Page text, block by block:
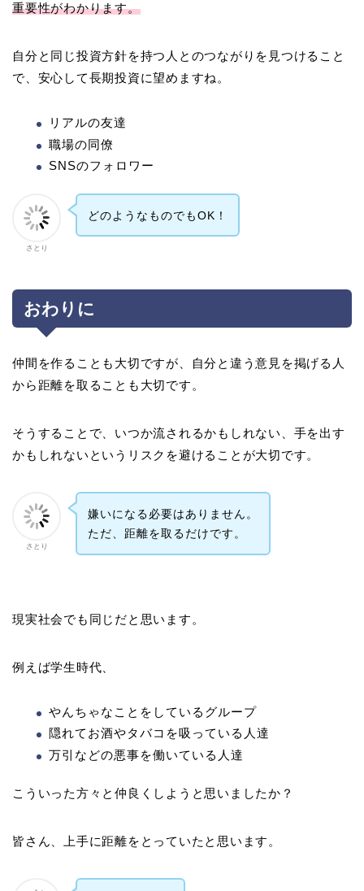
重要性がわかります。
自分と同じ投資方針を持つ人とのつながりを見つけること
で、安心して長期投資に望めますね。
リアルの友達
職場の同僚
SNSのフォロワー
さとり
どのようなものでもOK！
おわりに
仲間を作ることも大切ですが、自分と違う意見を掲げる人
から距離を取ることも大切です。
そうすることで、いつか流されるかもしれない、手を出す
かもしれないというリスクを避けることが大切です。
さとり
嫌いになる必要はありません。
ただ、距離を取るだけです。
現実社会でも同じだと思います。
例えば学生時代、
やんちゃなことをしているグループ
隠れてお酒やタバコを吸っている人達
万引などの悪事を働いている人達
こういった方々と仲良くしようと思いましたか？
皆さん、上手に距離をとっていたと思います。